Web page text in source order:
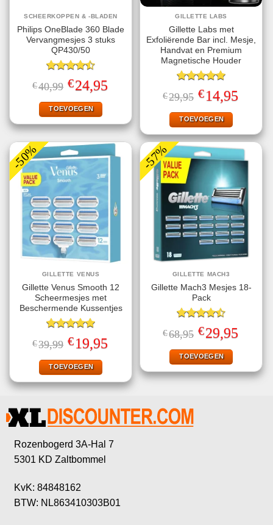
SCHEERKOPPEN & -BLADEN
Philips OneBlade 360 Blade
Vervangmesjes 3 stuks
QP430/50
Gewaardeerd
4.50uit 5
€40,99 Oorspronkelijke
prijs
was:
€40,99.
€24,95prijs
TOEVOEGEN
GILLETTE LABS
Gillette Labs met
Exfoliërende Bar incl. Mesje,
Handvat en Premium
Magnetische Houder
Gewaardeerd
5.00uit 5
€29,95 Oorspronkelijke
prijs
was:
€29,95.
€14,95prijs
TOEVOEGEN
-50%
GILLETTE VENUS
Gillette Venus Smooth 12
Scheermesjes met
Beschermende Kussentjes
Gewaardeerd
5.00uit 5
€39,99 Oorspronkelijke
prijs
was:
€39,99.
€19,95prijs
TOEVOEGEN
-57%
GILLETTE MACH3
Gillette Mach3 Mesjes 18-
Pack
Gewaardeerd
4.50uit 5
€68,95 Oorspronkelijke
prijs
was:
€68,95.
€29,95prijs
TOEVOEGEN
Rozenbogerd 3A-Hal 7
5301 KD Zaltbommel
KvK: 84848162
BTW: NL863410303B01